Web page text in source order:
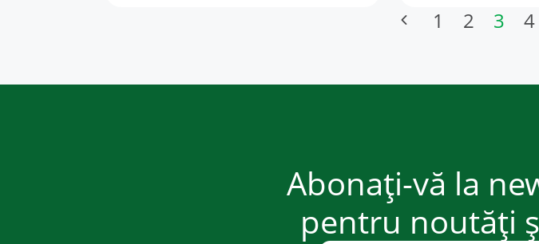
1 2 3 4
Abonați-vă la
pentru noutăți